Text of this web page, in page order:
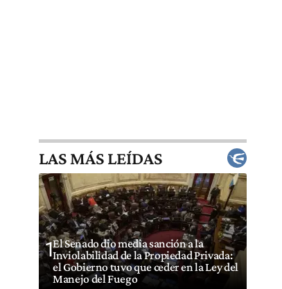
LAS MÁS LEÍDAS
1El Senado dio media sanción a la
Inviolabilidad de la Propiedad Privada:
el Gobierno tuvo que ceder en la Ley del
Manejo del Fuego